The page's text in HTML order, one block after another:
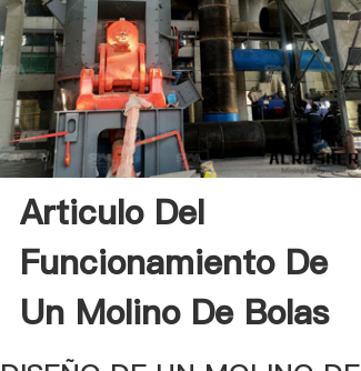
Articulo Del
Funcionamiento De
Un Molino De Bolas